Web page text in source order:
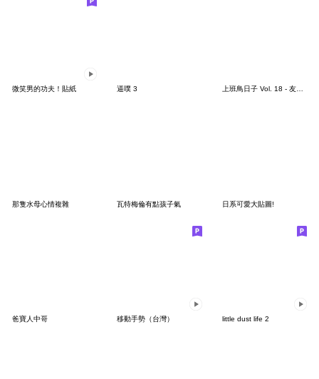
微笑男的功夫！貼紙 逼噗 3 上班鳥日子 Vol. 18 - 友善特輯
那隻水母心情複雜 瓦特梅倫有點孩子氣 日系可愛大貼圖!
爸寶人中哥 移動手勢（台灣） little dust life 2